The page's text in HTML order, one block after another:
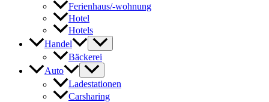
Ferienhaus/-wohnung
Hotel
Hotels
Handel
Bäckerei
Auto
Ladestationen
Carsharing